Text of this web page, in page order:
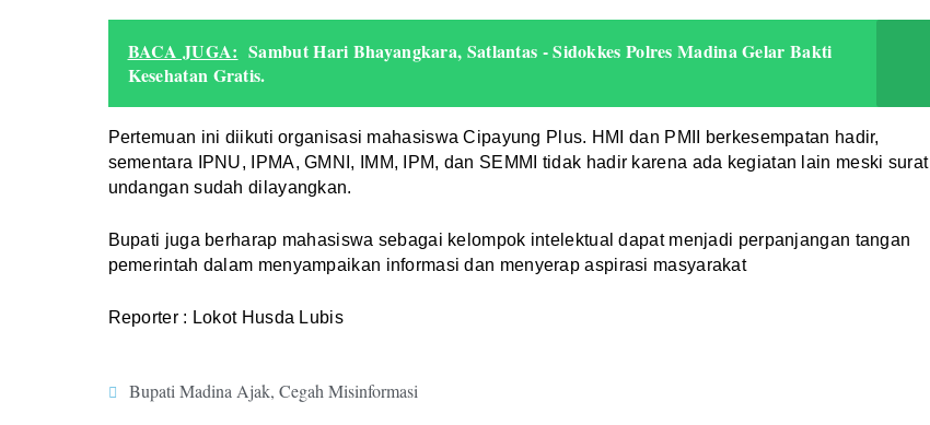
BACA JUGA: Sambut Hari Bhayangkara, Satlantas - Sidokkes Polres Madina Gelar Bakti
Kesehatan Gratis.
Pertemuan ini diikuti organisasi mahasiswa Cipayung Plus. HMI dan PMII berkesempatan hadir,
sementara IPNU, IPMA, GMNI, IMM, IPM, dan SEMMI tidak hadir karena ada kegiatan lain meski surat
undangan sudah dilayangkan.
Bupati juga berharap mahasiswa sebagai kelompok intelektual dapat menjadi perpanjangan tangan
pemerintah dalam menyampaikan informasi dan menyerap aspirasi masyarakat
Reporter : Lokot Husda Lubis
Bupati Madina Ajak, Cegah Misinformasi